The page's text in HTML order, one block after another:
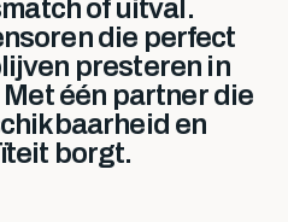
of uitval.
die perfect
presteren in
één partner die
en
borgt.